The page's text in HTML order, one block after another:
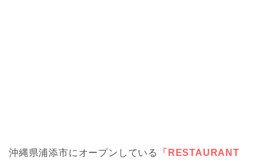
沖縄県浦添市にオープンしている
「RESTAURANT